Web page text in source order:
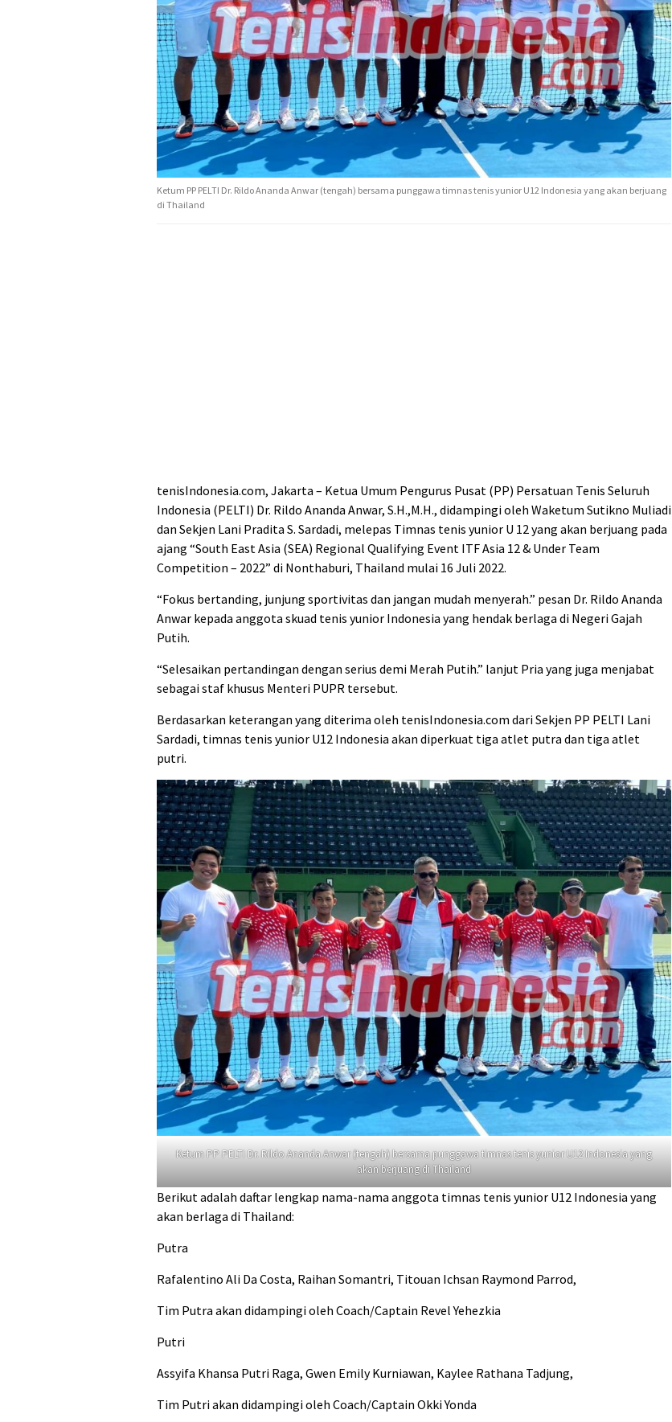
Ketum PP PELTI Dr. Rildo Ananda Anwar (tengah) bersama punggawa timnas tenis yunior U12 Indonesia yang akan berjuang
di Thailand
tenisIndonesia.com, Jakarta – Ketua Umum Pengurus Pusat (PP) Persatuan Tenis Seluruh
Indonesia (PELTI) Dr. Rildo Ananda Anwar, S.H.,M.H., didampingi oleh Waketum Sutikno Muliadi
dan Sekjen Lani Pradita S. Sardadi, melepas Timnas tenis yunior U 12 yang akan berjuang pada
ajang “South East Asia (SEA) Regional Qualifying Event ITF Asia 12 & Under Team
Competition – 2022” di Nonthaburi, Thailand mulai 16 Juli 2022.
“Fokus bertanding, junjung sportivitas dan jangan mudah menyerah.” pesan Dr. Rildo Ananda
Anwar kepada anggota skuad tenis yunior Indonesia yang hendak berlaga di Negeri Gajah
Putih.
“Selesaikan pertandingan dengan serius demi Merah Putih.” lanjut Pria yang juga menjabat
sebagai staf khusus Menteri PUPR tersebut.
Berdasarkan keterangan yang diterima oleh tenisIndonesia.com dari Sekjen PP PELTI Lani
Sardadi, timnas tenis yunior U12 Indonesia akan diperkuat tiga atlet putra dan tiga atlet
putri.
Ketum PP PELTI Dr. Rildo Ananda Anwar (tengah) bersama punggawa timnas tenis yunior U12 Indonesia yang
akan berjuang di Thailand
Berikut adalah daftar lengkap nama-nama anggota timnas tenis yunior U12 Indonesia yang
akan berlaga di Thailand:
Putra
Rafalentino Ali Da Costa, Raihan Somantri, Titouan Ichsan Raymond Parrod,
Tim Putra akan didampingi oleh Coach/Captain Revel Yehezkia
Putri
Assyifa Khansa Putri Raga, Gwen Emily Kurniawan, Kaylee Rathana Tadjung,
Tim Putri akan didampingi oleh Coach/Captain Okki Yonda